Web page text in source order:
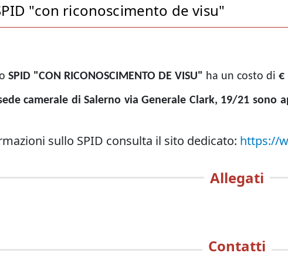
"con riconoscimento de visu"
SPID "CON RICONOSCIMENTO DE VISU" ha un costo di €
camerale di Salerno via Generale Clark, 19/21
sullo SPID consulta il sito dedicato: https://
Allegati
Contatti